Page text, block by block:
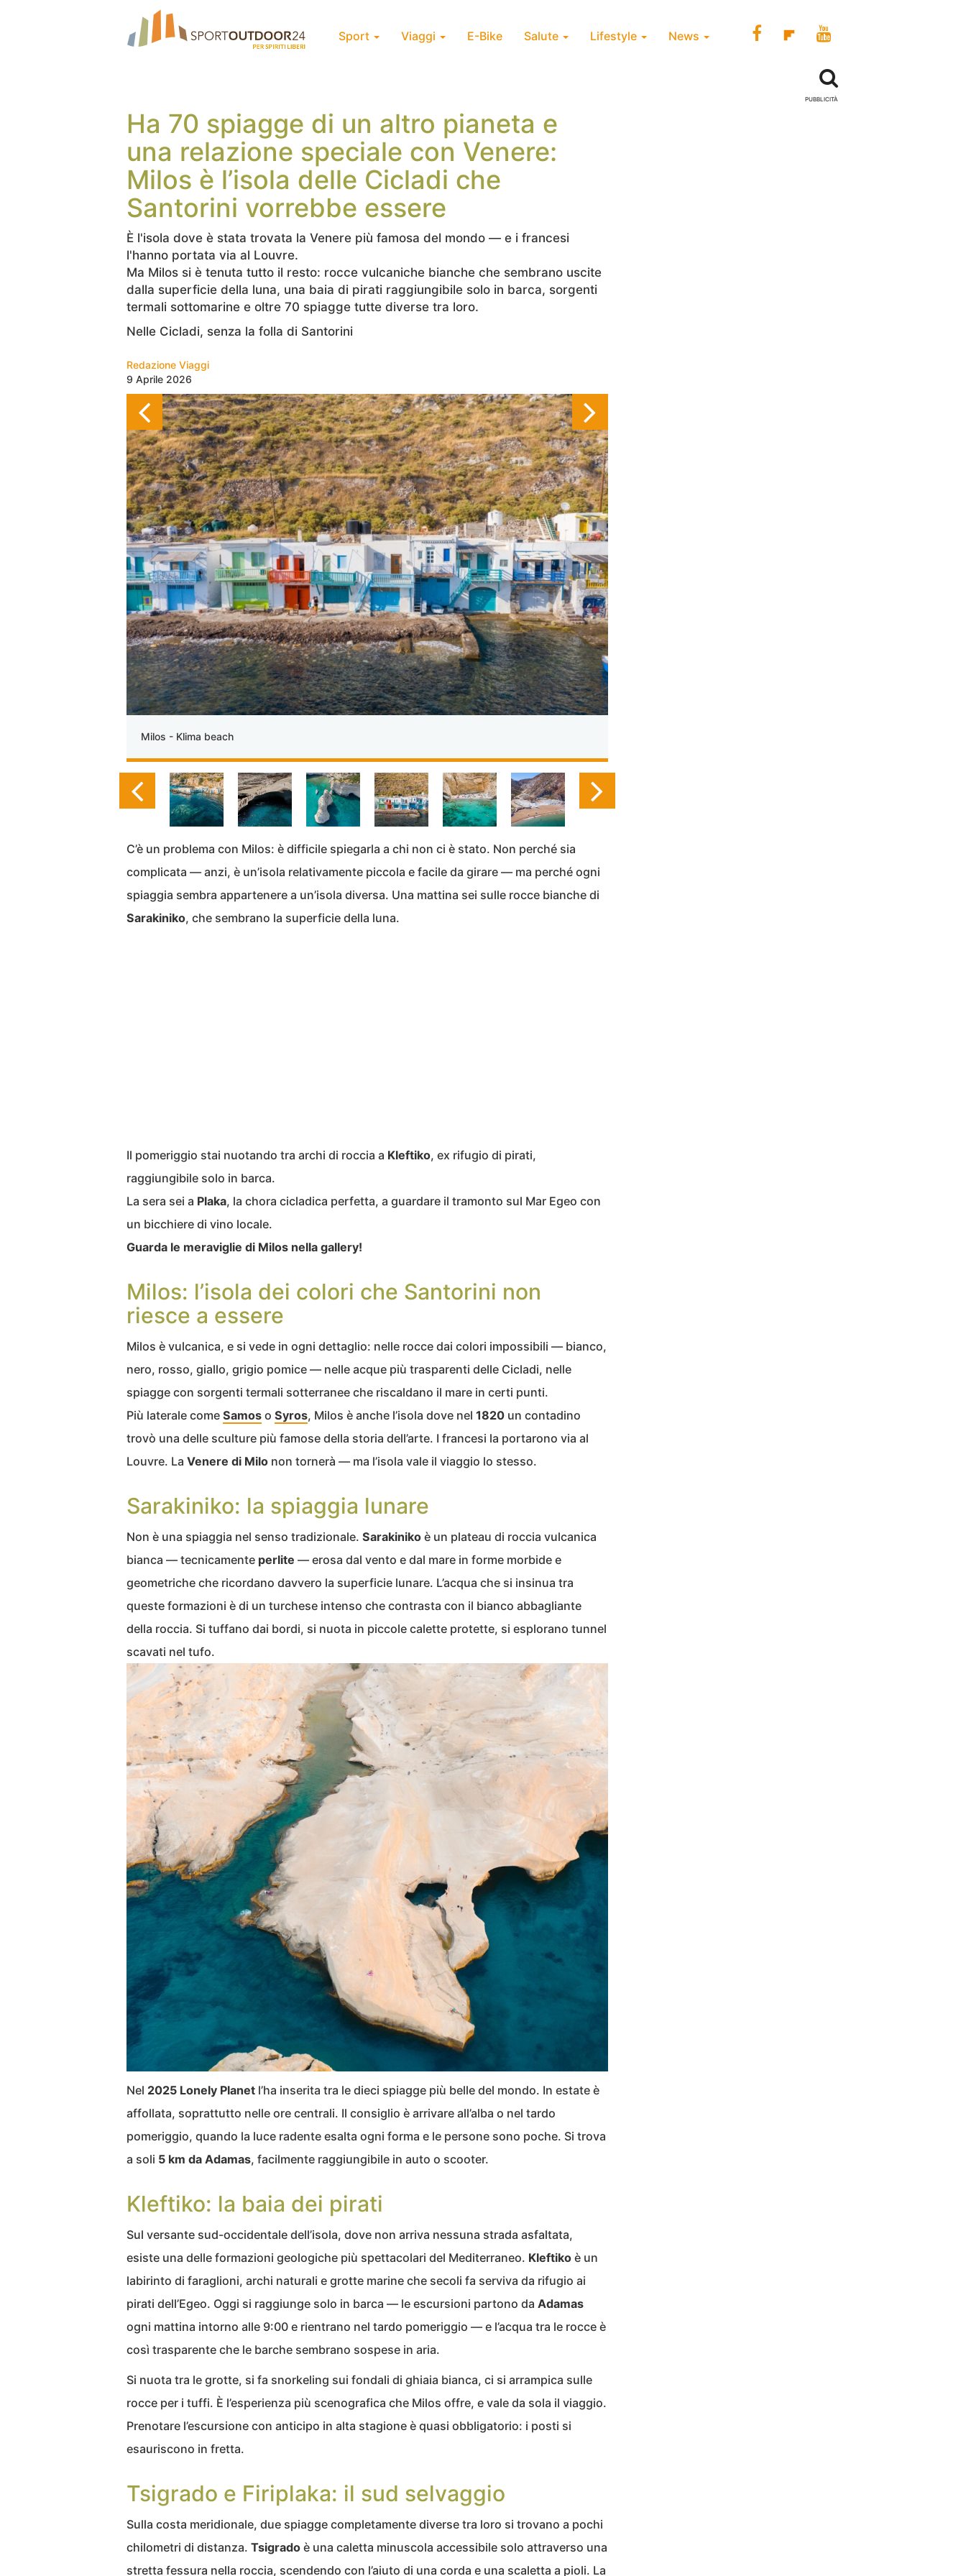
Sport Viaggi E-Bike Salute Lifestyle News
Ha 70 spiagge di un altro pianeta e
una relazione speciale con Venere:
Milos è l’isola delle Cicladi che
Santorini vorrebbe essere
È l'isola dove è stata trovata la Venere più famosa del mondo — e i francesi
l'hanno portata via al Louvre.
Ma Milos si è tenuta tutto il resto: rocce vulcaniche bianche che sembrano uscite
dalla superficie della luna, una baia di pirati raggiungibile solo in barca, sorgenti
termali sottomarine e oltre 70 spiagge tutte diverse tra loro.
Nelle Cicladi, senza la folla di Santorini
Redazione Viaggi
9 Aprile 2026
Milos - Klima beach
C’è un problema con Milos: è difficile spiegarla a chi non ci è stato. Non perché sia
complicata — anzi, è un’isola relativamente piccola e facile da girare — ma perché ogni
spiaggia sembra appartenere a un’isola diversa. Una mattina sei sulle rocce bianche di
Sarakiniko, che sembrano la superficie della luna.
Il pomeriggio stai nuotando tra archi di roccia a Kleftiko, ex rifugio di pirati,
raggiungibile solo in barca.
La sera sei a Plaka, la chora cicladica perfetta, a guardare il tramonto sul Mar Egeo con
un bicchiere di vino locale.
Guarda le meraviglie di Milos nella gallery!
Milos: l’isola dei colori che Santorini non
riesce a essere
Milos è vulcanica, e si vede in ogni dettaglio: nelle rocce dai colori impossibili — bianco,
nero, rosso, giallo, grigio pomice — nelle acque più trasparenti delle Cicladi, nelle
spiagge con sorgenti termali sotterranee che riscaldano il mare in certi punti.
Più laterale come Samos o Syros, Milos è anche l’isola dove nel 1820 un contadino
trovò una delle sculture più famose della storia dell’arte. I francesi la portarono via al
Louvre. La Venere di Milo non tornerà — ma l’isola vale il viaggio lo stesso.
Sarakiniko: la spiaggia lunare
Non è una spiaggia nel senso tradizionale. Sarakiniko è un plateau di roccia vulcanica
bianca — tecnicamente perlite — erosa dal vento e dal mare in forme morbide e
geometriche che ricordano davvero la superficie lunare. L’acqua che si insinua tra
queste formazioni è di un turchese intenso che contrasta con il bianco abbagliante
della roccia. Si tuffano dai bordi, si nuota in piccole calette protette, si esplorano tunnel
scavati nel tufo.
Nel 2025 Lonely Planet l’ha inserita tra le dieci spiagge più belle del mondo. In estate è
affollata, soprattutto nelle ore centrali. Il consiglio è arrivare all’alba o nel tardo
pomeriggio, quando la luce radente esalta ogni forma e le persone sono poche. Si trova
a soli 5 km da Adamas, facilmente raggiungibile in auto o scooter.
Kleftiko: la baia dei pirati
Sul versante sud-occidentale dell’isola, dove non arriva nessuna strada asfaltata,
esiste una delle formazioni geologiche più spettacolari del Mediterraneo. Kleftiko è un
labirinto di faraglioni, archi naturali e grotte marine che secoli fa serviva da rifugio ai
pirati dell’Egeo. Oggi si raggiunge solo in barca — le escursioni partono da Adamas
ogni mattina intorno alle 9:00 e rientrano nel tardo pomeriggio — e l’acqua tra le rocce è
così trasparente che le barche sembrano sospese in aria.
Si nuota tra le grotte, si fa snorkeling sui fondali di ghiaia bianca, ci si arrampica sulle
rocce per i tuffi. È l’esperienza più scenografica che Milos offre, e vale da sola il viaggio.
Prenotare l’escursione con anticipo in alta stagione è quasi obbligatorio: i posti si
esauriscono in fretta.
Tsigrado e Firiplaka: il sud selvaggio
Sulla costa meridionale, due spiagge completamente diverse tra loro si trovano a pochi
chilometri di distanza. Tsigrado è una caletta minuscola accessibile solo attraverso una
stretta fessura nella roccia, scendendo con l’aiuto di una corda e una scaletta a pioli. La
PUBBLICITÀ